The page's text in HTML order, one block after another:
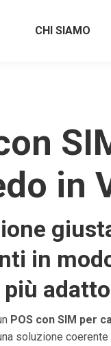
CHI SIAMO
in
in
POS con SIM per
soluzione